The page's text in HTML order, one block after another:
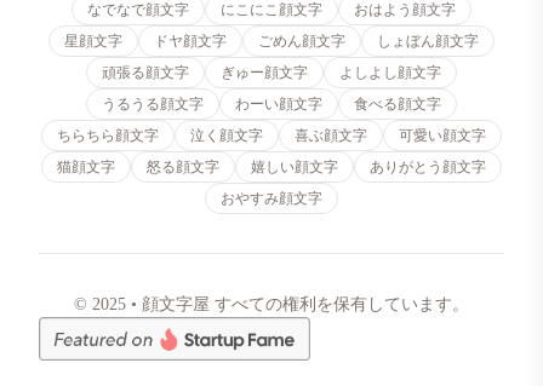
なでなで顔文字
にこにこ顔文字
おはよう顔文字
星顔文字
ドヤ顔文字 ごめん顔文字
しょぼん顔文字
頑張る顔文字
ぎゅー顔文字
よしよし顔文字
うるうる顔文字
わーい顔文字
食べる顔文字
ちらちら顔文字
泣く顔文字 喜ぶ顔文字
可愛い顔文字
猫顔文字
怒る顔文字 嬉しい顔文字
ありがとう顔文字
おやすみ顔文字
© 2025 • 顔文字屋 すべての権利を保有しています。